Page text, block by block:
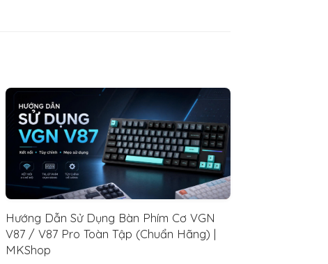
Hướng Dẫn Sử Dụng Bàn Phím Cơ VGN
V87 / V87 Pro Toàn Tập (Chuẩn Hãng) |
MKShop